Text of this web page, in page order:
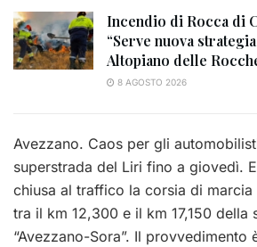
Incendio di Rocca di
“Serve nuova
Altopiano delle
8 AGOSTO 2026
Avezzano. Caos per gli
superstrada del Liri fino a giovedì.
chiusa al traffico la corsia di marcia
tra il km 12,300 e il km 17,150 della
“Avezzano-Sora”. Il provvedimento